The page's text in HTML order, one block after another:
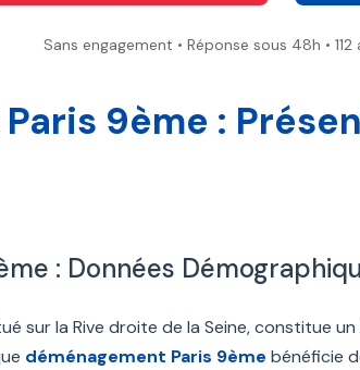
Sans engagement • Réponse sous 48h •
9ème :
: Données
sur la Rive droite de la Seine, constitue
déménagement Paris 9ème bénéficie